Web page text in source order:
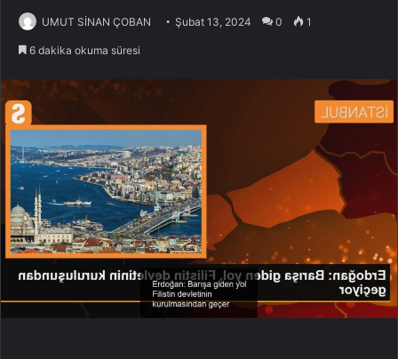
UMUT SİNAN ÇOBAN Şubat 13, 2024 0 1
6 dakika okuma süresi